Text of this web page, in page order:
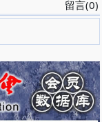
留言(0)